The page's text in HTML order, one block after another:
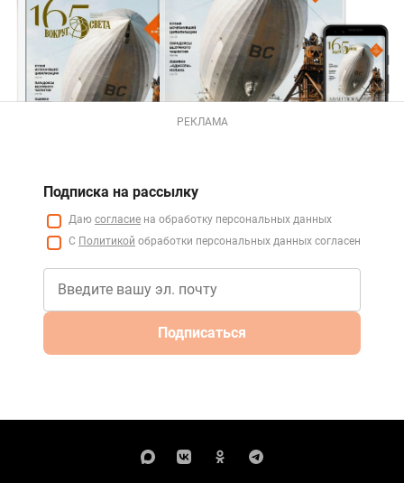
РЕКЛАМА
Подписка на рассылку
Даю согласие на обработку персональных данных
С Политикой обработки персональных данных согласен
Подписаться